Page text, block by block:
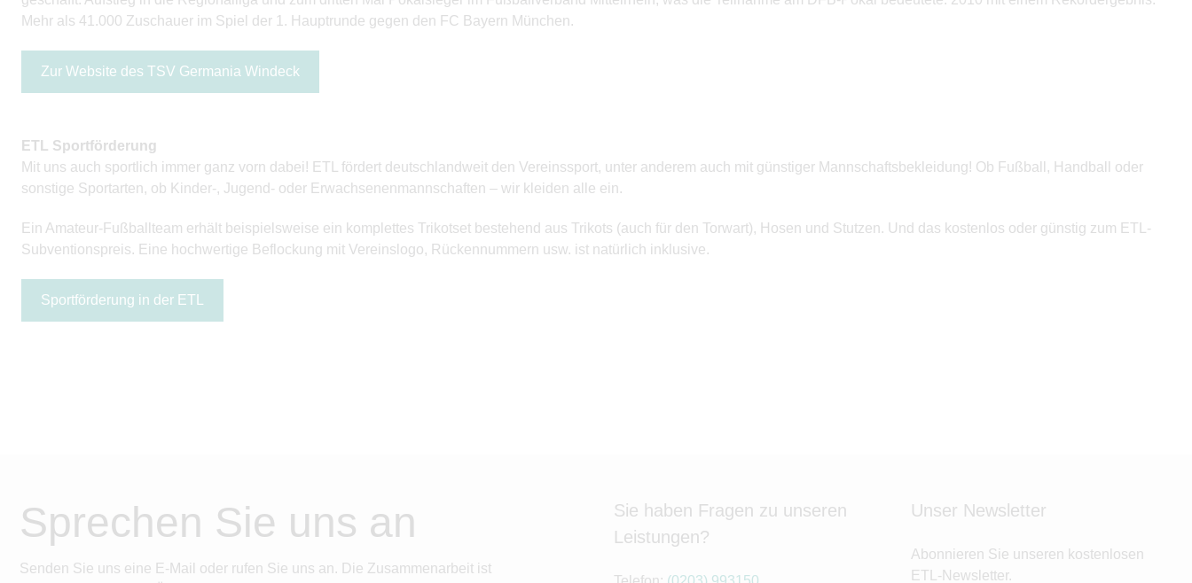
Mehr als 41.000 Zuschauer im Spiel der 1. Hauptrunde gegen den FC Bayern München.
Zur Website des TSV Germania Windeck
ETL Sportförderung
Mit uns auch sportlich immer ganz vorn dabei! ETL fördert deutschlandweit den Vereinssport, unter anderem auch mit günstiger Mannschaftsbekleidung! Ob Fußball, Handball oder
sonstige Sportarten, ob Kinder-, Jugend- oder Erwachsenenmannschaften – wir kleiden alle ein.
Ein Amateur-Fußballteam erhält beispielsweise ein komplettes Trikotset bestehend aus Trikots (auch für den Torwart), Hosen und Stutzen. Und das kostenlos oder günstig zum ETL-
Subventionspreis. Eine hochwertige Beflockung mit Vereinslogo, Rückennummern usw. ist natürlich inklusive.
Sportförderung in der ETL
Sprechen Sie uns an
Senden Sie uns eine E-Mail oder rufen Sie uns an. Die Zusammenarbeit ist
Sie haben Fragen zu unseren
Leistungen?
Unser Newsletter
Abonnieren Sie unseren kostenlosen
ETL-Newsletter.